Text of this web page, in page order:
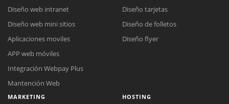
Diseño web intranet
Diseño web mini sitios
Aplicaciones moviles
APP web móviles
Integración Webpay Plus
Mantención Web
Diseño tarjetas
Diseño de folletos
Diseño flyer
MARKETING HOSTING